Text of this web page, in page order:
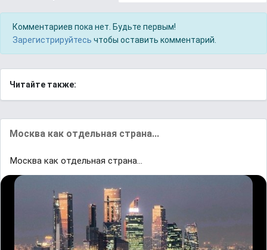
Комментариев пока нет. Будьте первым!
Зарегистрируйтесь чтобы оставить комментарий.
Читайте также:
Μocквa как отдельная страна...
Μocквa как отдельная страна...